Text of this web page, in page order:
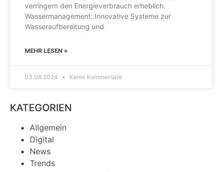
verringern den Energieverbrauch erheblich.
Wassermanagement: Innovative Systeme zur
Wasseraufbereitung und
MEHR LESEN »
03.08.2024 Keine Kommentare
KATEGORIEN
Allgemein
Digital
News
Trends